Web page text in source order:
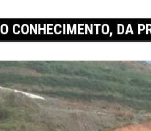
CONHECIMENTO, DA